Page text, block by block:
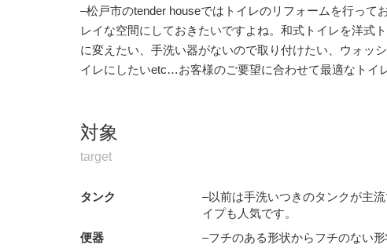
–松戸市のtender houseではトイレのリフォームを行っ
レイな空間にしておきたいですよね。和式トイレを洋式
に変えたい、手洗い器がないので取り付けたい、ウォッ
イレにしたいetc…お客様のご要望に合わせて最適なトイ
対象
target
タンク
–以前は手洗いつきのタンクが主
イプも人気です。
便器
–フチのある形状からフチのない